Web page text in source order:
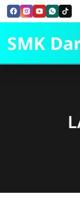
Skip to Content